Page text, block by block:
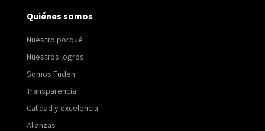
Quiénes somos
Nuestro porqué
Nuestros logros
Somos Fuden
Transparencia
Calidad y excelencia
Alianzas